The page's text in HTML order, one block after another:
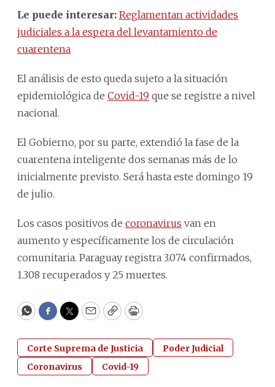
Le puede interesar: Reglamentan actividades
judiciales a la espera del levantamiento de
cuarentena
El análisis de esto queda sujeto a la situación
epidemiológica de Covid-19 que se registre a nivel
nacional.
El Gobierno, por su parte, extendió la fase de la
cuarentena inteligente dos semanas más de lo
inicialmente previsto. Será hasta este domingo 19
de julio.
Los casos positivos de coronavirus van en
aumento y específicamente los de circulación
comunitaria. Paraguay registra 3.074 confirmados,
1.308 recuperados y 25 muertes.
WhatsApp
Facebook
Twitter
EmailCopyPrint
Corte Suprema de Justicia
Poder Judicial
Coronavirus
Covid-19